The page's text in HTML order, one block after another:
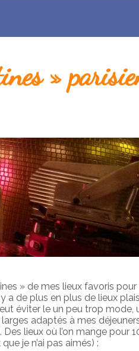
»
» de mes lieux favoris pour
de plus en plus de lieux
éviter le un peu trop mode,
adaptés à mes
lieux où l’on mange pour
je n’ai pas aimés) :